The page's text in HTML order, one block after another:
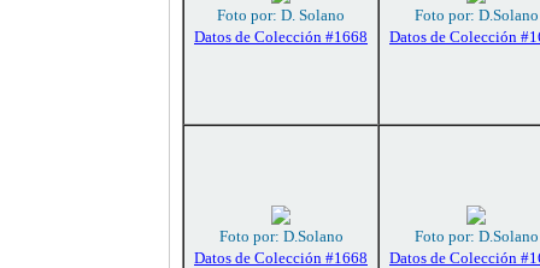
Foto por: D. Solano
Datos de Colección #1668
Foto por: D.Solano
Datos de Colección
Foto por: D.Solano
Datos de Colección #1668
Foto por: D.Solano
Datos de Colección